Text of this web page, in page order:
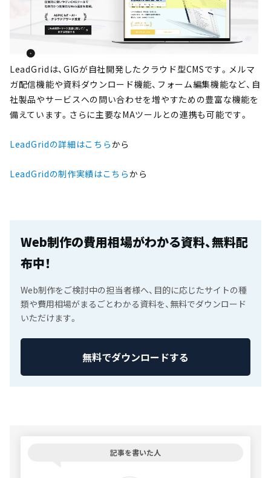
LeadGridは、GIGが自社開発したクラウド型CMSです。メルマ
ガ配信機能や資料ダウンロード機能、フォーム編集機能など、自
社製品やサービスへの問い合わせを増やすための豊富な機能を
備えています。さらに主要なMAツールとの連携も可能です。
LeadGridの詳細はこちらから
LeadGridの制作実績はこちらから
Web制作の費用相場がわかる資料、無料配
布中！
Web制作をご検討中の担当者様へ、目的に応じたサイトの種
類や費用相場がまるごとわかる資料を、無料でダウンロード
いただけます。
無料でダウンロードする
記事を書いた人